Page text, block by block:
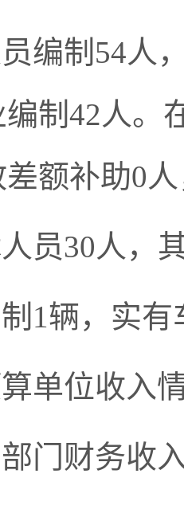
编制54人
编制42人。
差额补助0
员30人，
1辆，实
单位收入
部门财务收